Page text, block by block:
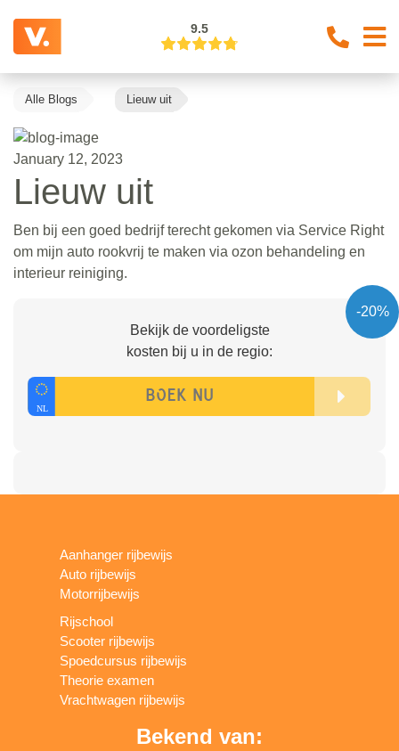
9.5
Alle Blogs Lieuw uit
January 12, 2023
Lieuw uit
Ben bij een goed bedrijf terecht gekomen via Service Right
om mijn auto rookvrij te maken via ozon behandeling en
interieur reiniging.
-20%
Bekijk de voordeligste
kosten bij u in de regio:
Aanhanger rijbewijs
Auto rijbewijs
Motorrijbewijs
Rijschool
Scooter rijbewijs
Spoedcursus rijbewijs
Theorie examen
Vrachtwagen rijbewijs
Bekend van: